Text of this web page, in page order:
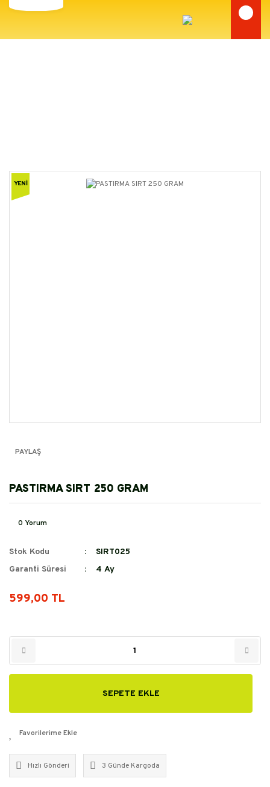
PAYLAŞ
YENİ
PASTIRMA SIRT 250 GRAM
0 Yorum
Stok Kodu
SIRT025
Garanti Süresi
4 Ay
599,00 TL
SEPETE EKLE
Hızlı Gönderi 3 Günde Kargoda